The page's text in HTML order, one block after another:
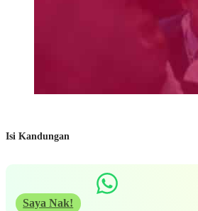
Isi Kandungan
Saya Nak!